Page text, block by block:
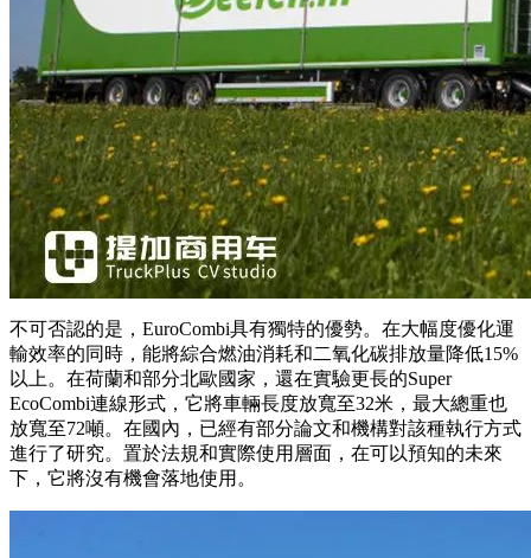
不可否認的是，EuroCombi具有獨特的優勢。在大幅度優化運
輸效率的同時，能將綜合燃油消耗和二氧化碳排放量降低15%
以上。在荷蘭和部分北歐國家，還在實驗更長的Super
EcoCombi連線形式，它將車輛長度放寬至32米，最大總重也
放寬至72噸。在國內，已經有部分論文和機構對該種執行方式
進行了研究。置於法規和實際使用層面，在可以預知的未來
下，它將沒有機會落地使用。